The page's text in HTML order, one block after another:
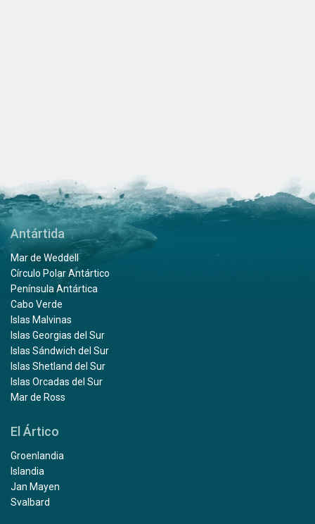
Antártida
Mar de Weddell
Círculo Polar Antártico
Península Antártica
Cabo Verde
Islas Malvinas
Islas Georgias del Sur
Islas Sándwich del Sur
Islas Shetland del Sur
Islas Orcadas del Sur
Mar de Ross
El Ártico
Groenlandia
Islandia
Jan Mayen
Svalbard